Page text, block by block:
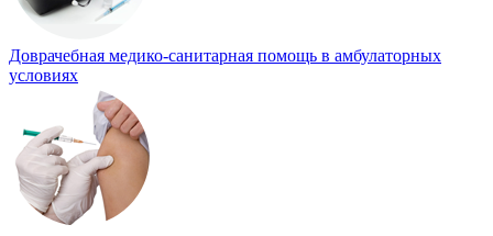
Доврачебная медико-санитарная помощь в амбулаторных
условиях